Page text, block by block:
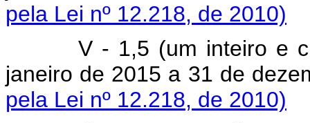
pela Lei nº 12.218, de 2010)
V - 1,5 (um inteiro e
janeiro de 2015 a 31 de
pela Lei nº 12.218, de 2010)